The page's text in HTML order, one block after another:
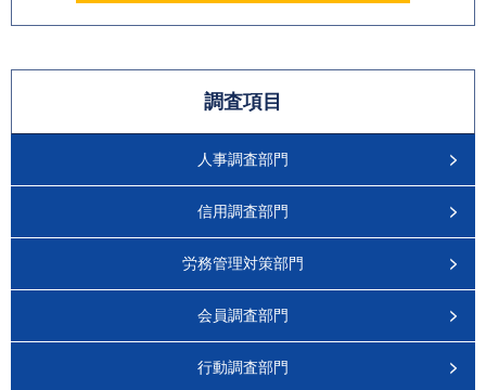
調査項目
人事調査部門
信用調査部門
労務管理対策部門
会員調査部門
行動調査部門